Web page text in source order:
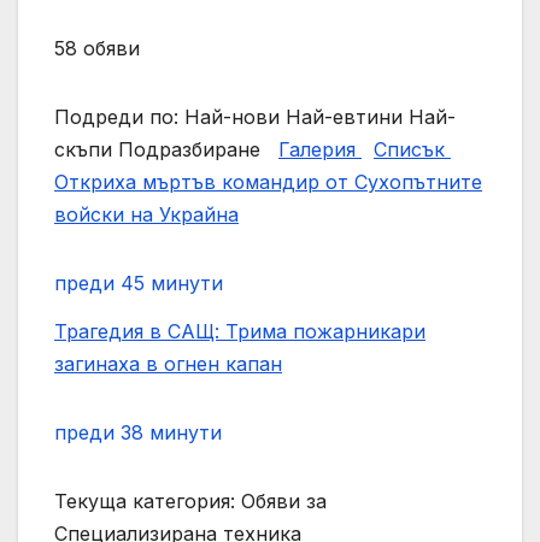
58 обяви
Подреди по: Най-нови Най-евтини Най-
скъпи Подразбиране Галерия
Списък
Откриха мъртъв командир от Сухопътните
войски на Украйна
преди 45 минути
Трагедия в САЩ: Трима пожарникари
загинаха в огнен капан
преди 38 минути
Текуща категория: Обяви за
Специализирана техника